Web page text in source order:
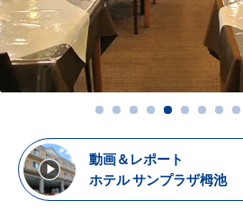
動画＆レポート
ホテル サンプラザ栂池